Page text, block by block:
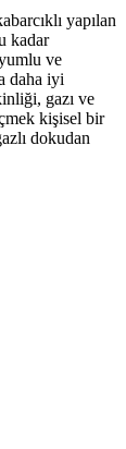
yapılan
kadar
ve
daha iyi
gazı ve
kişisel bir
dokudan